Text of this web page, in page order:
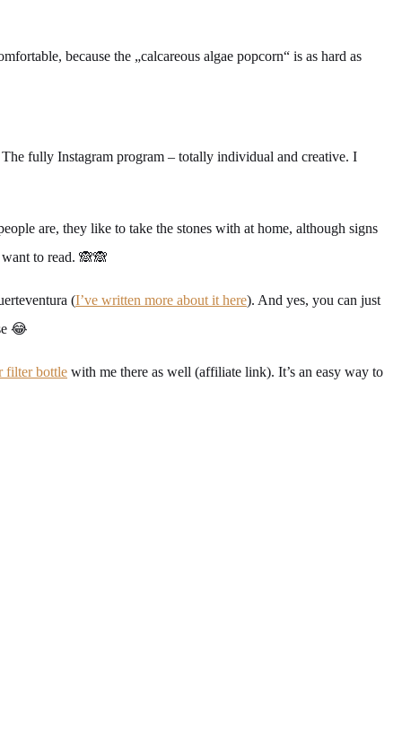
because the „calcareous algae popcorn“ is as hard as
fully Instagram program – totally individual and creative. I
are, they like to take the stones with at home, although signs
to read. 🙈🙈
(I’ve written more about it here). And yes, you can just
😂
filter bottle with me there as well (affiliate link). It’s an easy way to